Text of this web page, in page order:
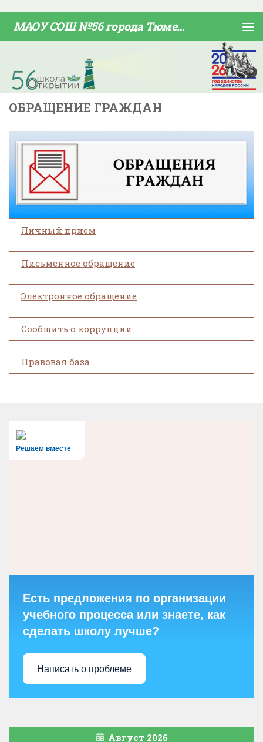
МАОУ СОШ №56 города Тюмени
ОБРАЩЕНИЕ ГРАЖДАН
Личный прием
Письменное обращение
Электронное обращение
Сообщить о коррупции
Правовая база
Решаем вместе
Есть предложения по организации
учебного процесса или знаете, как
сделать школу лучше?
Написать о проблеме
Август 2026